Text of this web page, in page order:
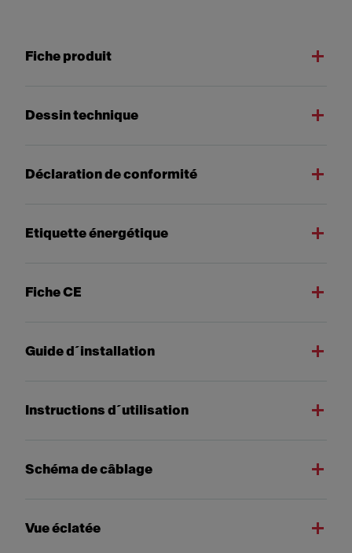
Fiche produit
Dessin technique
Déclaration de conformité
Etiquette énergétique
Fiche CE
Guide d´installation
Instructions d´utilisation
Schéma de câblage
Vue éclatée